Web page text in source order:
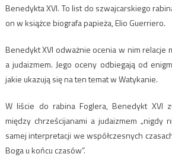
Benedykta XVI. To list do szwajcarskiego
on w książce biografa papieża, Elio Guerriero.
Benedykt XVI odważnie ocenia w nim relacje
a judaizmem. Jego oceny odbiegają od
jakie ukazują się na ten temat w Watykanie.
W liście do rabina Foglera, Benedykt XVI
między chrześcijanami a judaizmem „nigdy
samej interpretacji we współczesnych
Boga u końcu czasów”.